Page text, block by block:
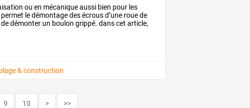
ou en mécaniqueaussi bien pour les
permet ledémontagedesécrousd’une rouede
dedémonter un boulon grippé. danscet article,
& construction
9 10 > >>